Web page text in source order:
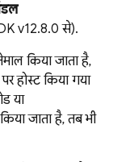
v12.8.0 से).
किया जाता है,
होस्ट किया गया
या
जाता है, तब भी